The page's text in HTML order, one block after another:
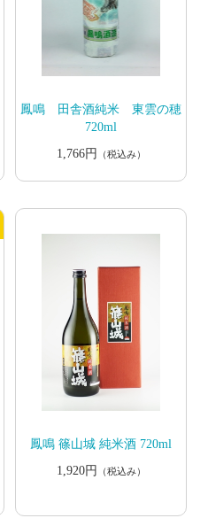
鳳鳴 田舎酒純米 東雲の穂
720ml
1,766円
（税込み）
鳳鳴 篠山城 純米酒 720ml
1,920円
（税込み）